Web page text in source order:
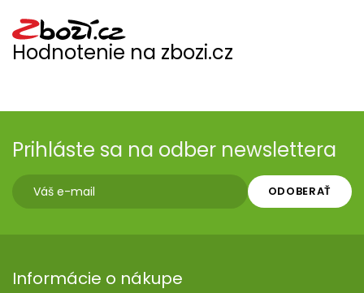
Hodnotenie na zbozi.cz
Prihláste sa na odber newslettera
ODOBERAŤ
Informácie o nákupe